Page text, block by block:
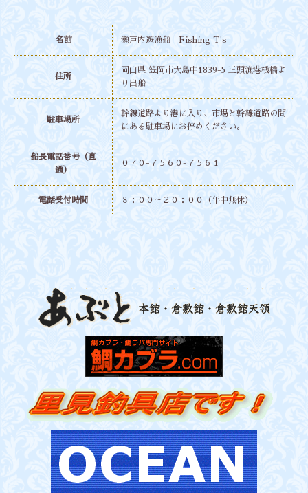
名前 瀬戸内遊漁船 Fishing T's
住所
岡山県 笠岡市大島中1839-5 正頭漁港桟橋よ
り出船
駐車場所
幹線道路より港に入り、市場と幹線道路の間
にある駐車場にお停めください。
船長電話番号（直
通）
０７０-７５６０-７５６１
電話受付時間 ８：００～２０：００（年中無休）